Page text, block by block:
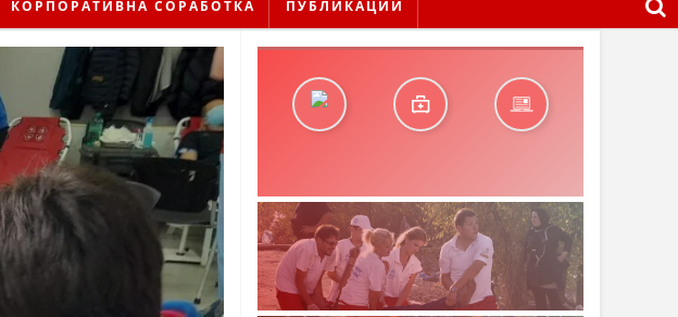
КОРПОРАТИВНА СОРАБОТКА ПУБЛИКАЦИИ